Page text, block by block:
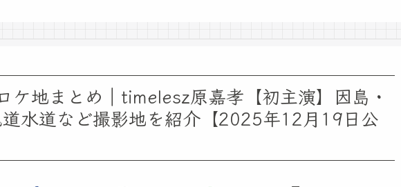
ケ地まとめ｜timelesz原嘉孝【初主演】因島・
水道など撮影地を紹介【2025年12月19日公